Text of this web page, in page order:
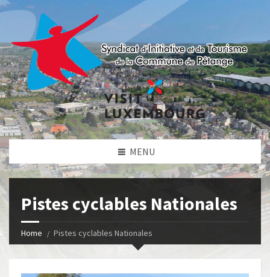
MENU
Pistes cyclables Nationales
Home Pistes cyclables Nationales